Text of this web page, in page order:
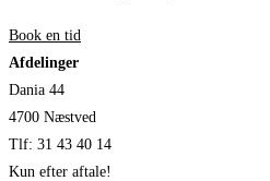
Book en tid
Afdelinger
Dania 44
4700 Næstved
Tlf: 31 43 40 14
Kun efter aftale!